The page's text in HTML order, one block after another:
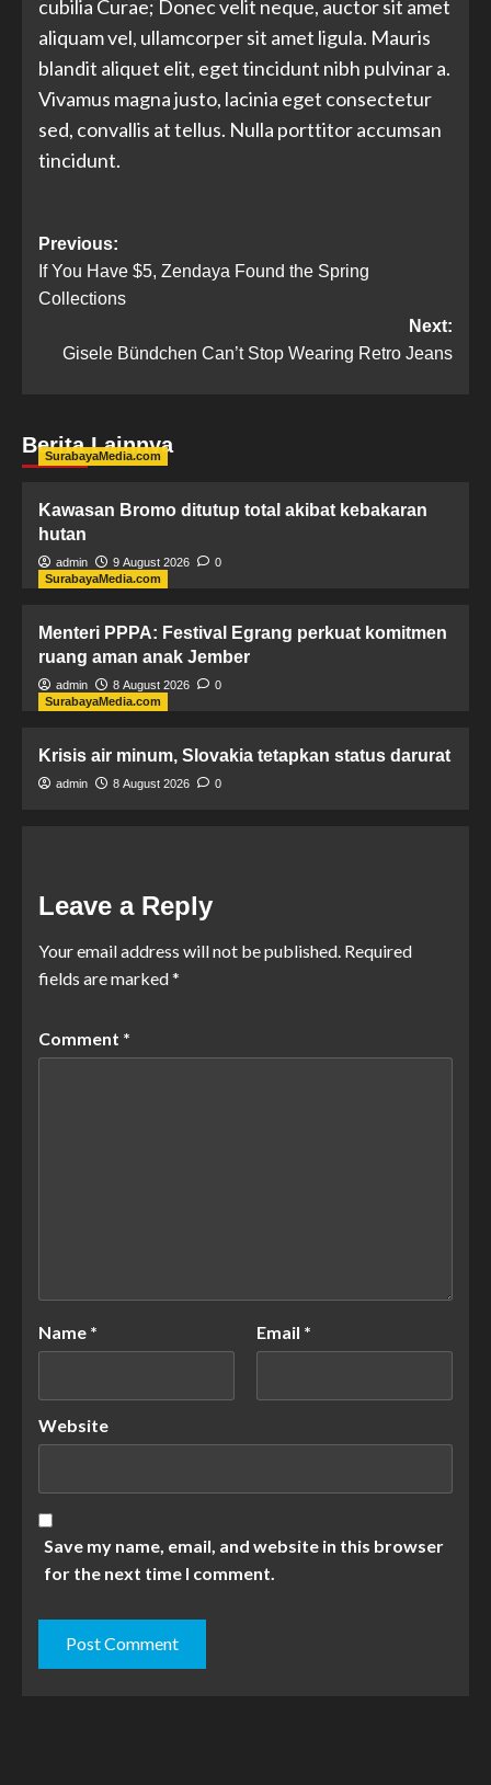
cubilia Curae; Donec velit neque, auctor sit amet
aliquam vel, ullamcorper sit amet ligula. Mauris
blandit aliquet elit, eget tincidunt nibh pulvinar a.
Vivamus magna justo, lacinia eget consectetur
sed, convallis at tellus. Nulla porttitor accumsan
tincidunt.
Previous:
If You Have $5, Zendaya Found the Spring
Collections
Next:
Gisele Bündchen Can’t Stop Wearing Retro Jeans
Berita Lainnya
SurabayaMedia.com
Kawasan Bromo ditutup total akibat kebakaran
hutan
admin 9 August 2026
0
SurabayaMedia.com
Menteri PPPA: Festival Egrang perkuat komitmen
ruang aman anak Jember
admin 8 August 2026
0
SurabayaMedia.com
Krisis air minum, Slovakia tetapkan status darurat
admin 8 August 2026 0
Leave a Reply
Your email address will not be published. Required
fields are marked*
Comment *
Name * Email *
Website
Save my name, email, and website in this browser
for the next time I comment.